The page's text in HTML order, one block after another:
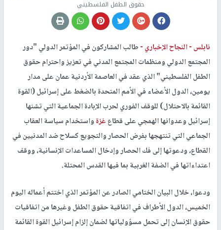
حقوق الطفل الفلسطيني
نابلس -النجاح الإخباري -طالب المشاركون في المؤتمر الدولي "دور
المجتمع الدولي ومنظمات المجتمع المدني في تعزيز واحترام حقوق
الطفل الفلسطيني" الذي عقد في العاصمة الأردنية عمان على مدار
يومين، الدول الأعضاء في الأمم المتحدة بالضغط على إسرائيل (القوة
القائمة بالاحتلال) للوقف الفوري لحرب الإبادة الجماعية التي تشنها
إسرائيل وعدوانها الهمجي على قطاعغزةواستخدام سياسة العقاب
الجماعي التي تنتهجها بفرض الحصار والتجويع كسلاح ضد المدنيين في
القطاع، ودعوتها إلى فك الحصار وإدخال المساعدات الإنسانية، ووقف
اعتداءاتها في الضفة الغربية بما فيها القدس المحتلة.
ودعوا، خلال البيان الختامي الصادر عن المؤتمر الذي اختتم أعماله اليوم
الخميس، الدول الأطراف في اتفاقية حقوق الطفل وغيرها من اتفاقيات
حقوق الإنسان إلى تحمل مسؤولياتها لضمان إلزام إسرائيل القوة القائمة